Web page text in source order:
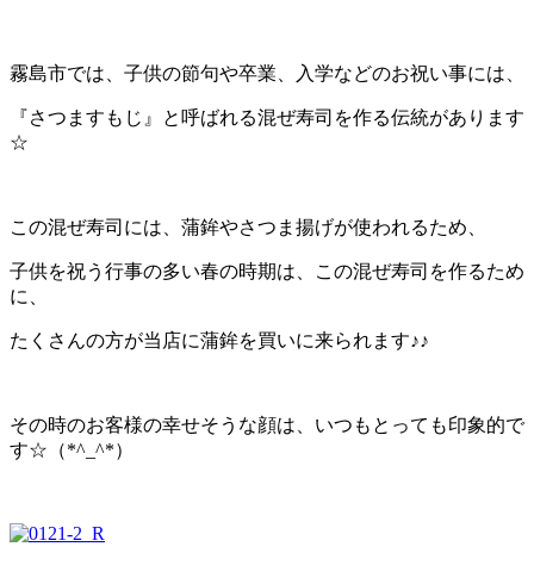
霧島市では、子供の節句や卒業、入学などのお祝い事には、
『さつますもじ』と呼ばれる混ぜ寿司を作る伝統があります
☆
この混ぜ寿司には、蒲鉾やさつま揚げが使われるため、
子供を祝う行事の多い春の時期は、この混ぜ寿司を作るため
に、
たくさんの方が当店に蒲鉾を買いに来られます♪♪
その時のお客様の幸せそうな顔は、いつもとっても印象的で
す☆（*^_^*）